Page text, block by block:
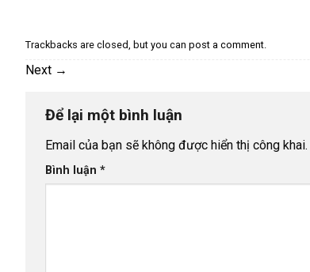
Trackbacks are closed, but you can post a comment.
Next →
Để lại một bình luận
Email của bạn sẽ không được hiển thị công khai.
Bình luận *